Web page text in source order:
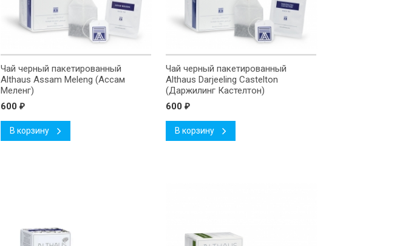
Чай черный пакетированный
Althaus Assam Meleng (Ассам
Меленг)
600 ₽
В корзину
Чай черный пакетированный
Althaus Darjeeling Castelton
(Даржилинг Кастелтон)
600 ₽
В корзину